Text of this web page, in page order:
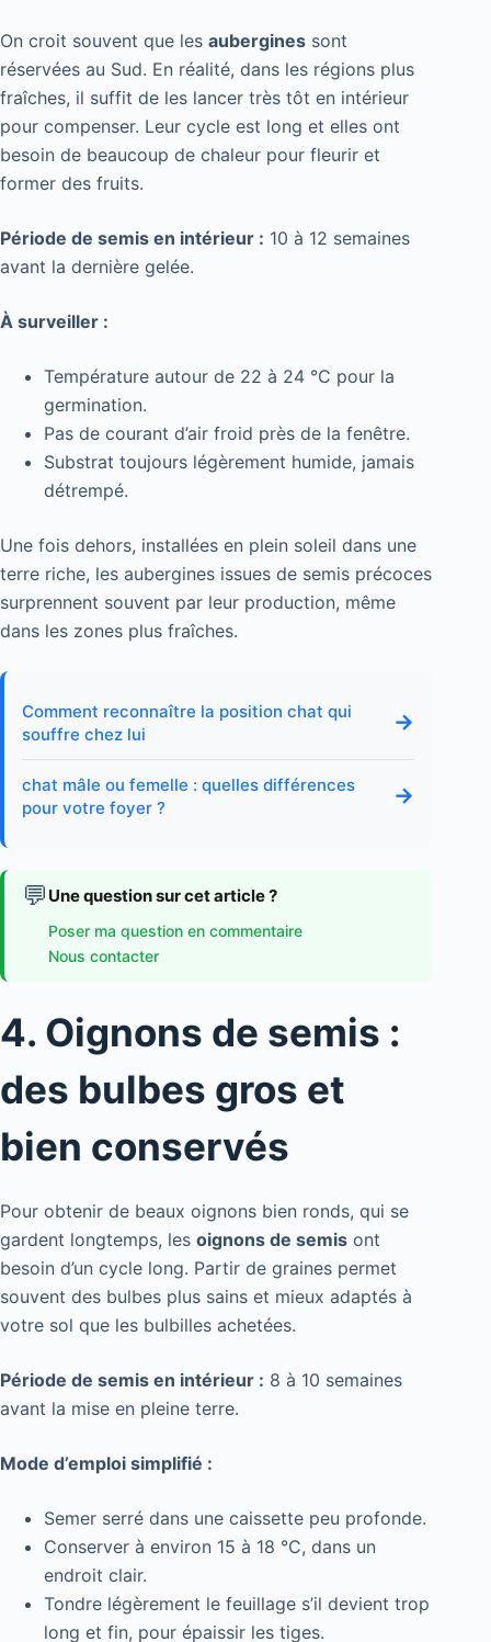
On croit souvent que les aubergines sont
réservées au Sud. En réalité, dans les régions plus
fraîches, il suffit de les lancer très tôt en intérieur
pour compenser. Leur cycle est long et elles ont
besoin de beaucoup de chaleur pour fleurir et
former des fruits.
Période de semis en intérieur : 10 à 12 semaines
avant la dernière gelée.
À surveiller :
Température autour de 22 à 24 °C pour la
germination.
Pas de courant d’air froid près de la fenêtre.
Substrat toujours légèrement humide, jamais
détrempé.
Une fois dehors, installées en plein soleil dans une
terre riche, les aubergines issues de semis précoces
surprennent souvent par leur production, même
dans les zones plus fraîches.
Comment reconnaître la position chat qui
souffre chez lui
→
chat mâle ou femelle : quelles différences
pour votre foyer ?
→
💬 Une question sur cet article ?
Poser ma question en commentaire
Nous contacter
4. Oignons de semis :
des bulbes gros et
bien conservés
Pour obtenir de beaux oignons bien ronds, qui se
gardent longtemps, les oignons de semis ont
besoin d’un cycle long. Partir de graines permet
souvent des bulbes plus sains et mieux adaptés à
votre sol que les bulbilles achetées.
Période de semis en intérieur : 8 à 10 semaines
avant la mise en pleine terre.
Mode d’emploi simplifié :
Semer serré dans une caissette peu profonde.
Conserver à environ 15 à 18 °C, dans un
endroit clair.
Tondre légèrement le feuillage s’il devient trop
long et fin, pour épaissir les tiges.